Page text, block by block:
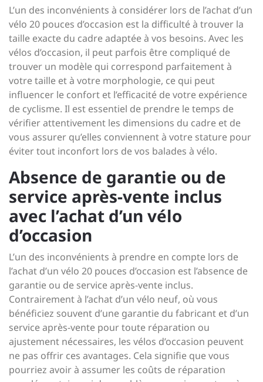
L’un des inconvénients à considérer lors de l’achat d’un
vélo 20 pouces d’occasion est la difficulté à trouver la
taille exacte du cadre adaptée à vos besoins. Avec les
vélos d’occasion, il peut parfois être compliqué de
trouver un modèle qui correspond parfaitement à
votre taille et à votre morphologie, ce qui peut
influencer le confort et l’efficacité de votre expérience
de cyclisme. Il est essentiel de prendre le temps de
vérifier attentivement les dimensions du cadre et de
vous assurer qu’elles conviennent à votre stature pour
éviter tout inconfort lors de vos balades à vélo.
Absence de garantie ou de
service après-vente inclus
avec l’achat d’un vélo
d’occasion
L’un des inconvénients à prendre en compte lors de
l’achat d’un vélo 20 pouces d’occasion est l’absence de
garantie ou de service après-vente inclus.
Contrairement à l’achat d’un vélo neuf, où vous
bénéficiez souvent d’une garantie du fabricant et d’un
service après-vente pour toute réparation ou
ajustement nécessaires, les vélos d’occasion peuvent
ne pas offrir ces avantages. Cela signifie que vous
pourriez avoir à assumer les coûts de réparation